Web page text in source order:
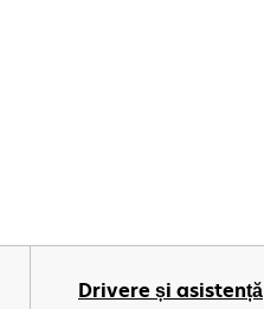
Drivere și asistență